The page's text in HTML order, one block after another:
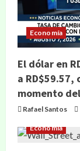
Economía
El dólar en
a RD$59.57,
momento
Rafael Santos
Economía